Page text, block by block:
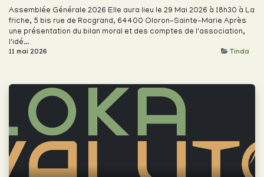
Assemblée Générale 2026 Elle aura lieu le 29 Mai 2026 à 18h30 à La
friche, 5 bis rue de Rocgrand, 64400 Oloron-Sainte-Marie Après
une présentation du bilan moral et des comptes de l'association,
l'idé...
11 mai 2026 Tinda